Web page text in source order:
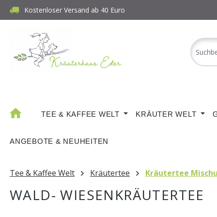
Hauptinhalt springen
Zur Suche springen
Zur Hauptnavigation springen
Kostenloser Versand ab 40 Euro
TEE & KAFFEE WELT KRÄUTER WELT
ANGEBOTE & NEUHEITEN
Tee & Kaffee Welt Kräutertee Kräutertee
WALD- WIESENKRÄUTERTEE